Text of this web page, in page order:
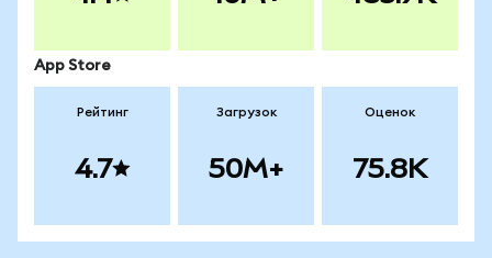
App Store
Рейтинг
4.7
Загрузок
50M+
Оценок
75.8K